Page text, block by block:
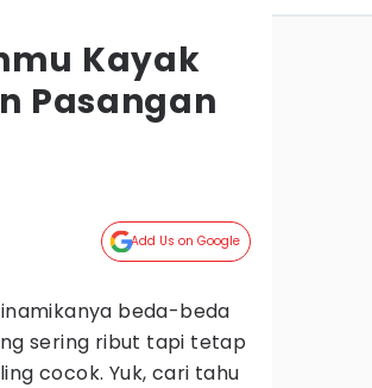
Kayak
Pasangan
Add Us on Google
beda-beda
sering ribut tapi tetap
cocok. Yuk, cari tahu